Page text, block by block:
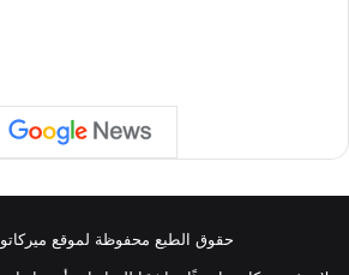
حقوق الطبع محفوظة لموقع ميركاتو